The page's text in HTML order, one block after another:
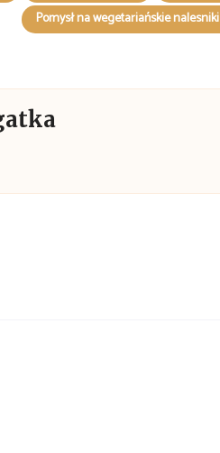
Pomysł na wegetariańskie nalesniki